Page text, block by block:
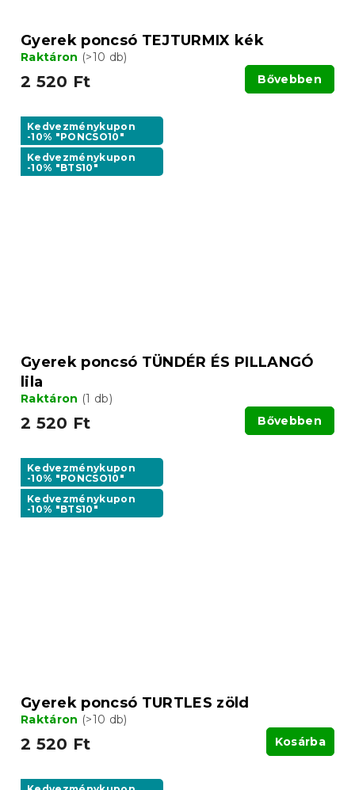
Gyerek poncsó TEJTURMIX kék
Raktáron (>10 db)
2 520 Ft Bővebben
Kedvezménykupon
-10% "PONCSO10"
Kedvezménykupon
-10% "BTS10"
Gyerek poncsó TÜNDÉR ÉS PILLANGÓ
lila
Raktáron (1 db)
2 520 Ft Bővebben
Kedvezménykupon
-10% "PONCSO10"
Kedvezménykupon
-10% "BTS10"
Gyerek poncsó TURTLES zöld
Raktáron (>10 db)
2 520 Ft Kosárba